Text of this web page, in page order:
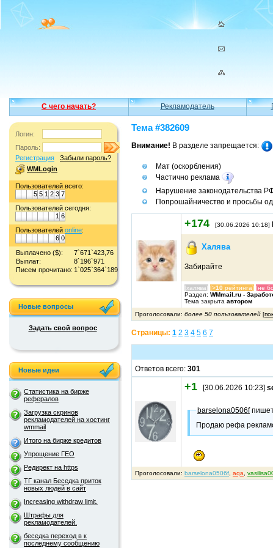
С чего начать? Рекламодатель
Логин:
Пароль:
Регистрация
Забыли пароль?
WMLogin
Пользователей всего:
5 5 1 2 3 7
Пользователей сегодня:
1 6
Пользователей online:
6 0
Выплачено ($):
7`671`423,76
Выплат:
8`196`971
Писем прочитано: 1`025`364`189
Новые вопросы
Задать свой вопрос
Новые идеи
Статистика на бирже
рефералов
Загрузка скринов
рекламодателей на хостинг
wmmail
Итого на бирже кредитов
Упрощение ГЕО
Редирект на https
ТГ канал Беседка приток
новых людей в сайт
Increasing withdraw limit.
Штрафы для
рекламодателей.
беседка переход в к
последнему сообщению
Тема #382609
Внимание! В разделе запрещается:
Мат (оскорбления)
Частично реклама
Нарушение законодательства
Попрошайничество и просьбы
+174 [30.06.2026 10:18]
Халява
Забирайте
[халява] [>10 рейтинга] [не
Раздел: WMmail.ru -
Тема закрыта автором
Проголосовали: более 50 пользователей [
Страницы: 1 2 3 4 5 6 7
Ответов всего: 301
+1 [30.06.2026 10:23]
barselona0506f
Продаю рефа
Проголосовали: barselona0506f aqa